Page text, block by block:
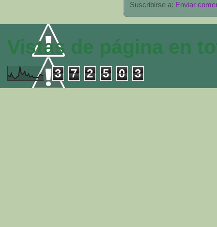
Suscribirse a: Enviar
Vistas de página en
3 7 2 5 0 3